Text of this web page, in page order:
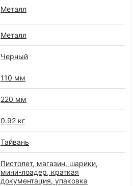
Металл
Металл
Черный
110 мм
220 мм
0.92 кг
Тайвань
Пистолет, магазин, шарики,
мини-лоадер, краткая
документация, упаковка